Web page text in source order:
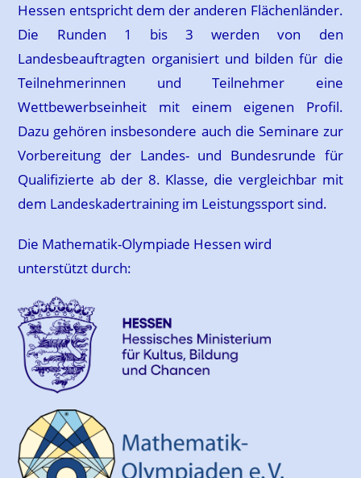
Hessen entspricht dem der anderen Flächenländer.
Die Runden 1 bis 3 werden von den
Landesbeauftragten organisiert und bilden für die
Teilnehmerinnen und Teilnehmer eine
Wettbewerbseinheit mit einem eigenen Profil.
Dazu gehören insbesondere auch die Seminare zur
Vorbereitung der Landes- und Bundesrunde für
Qualifizierte ab der 8. Klasse, die vergleichbar mit
dem Landeskadertraining im Leistungssport sind.
Die Mathematik-Olympiade Hessen wird
unterstützt durch: